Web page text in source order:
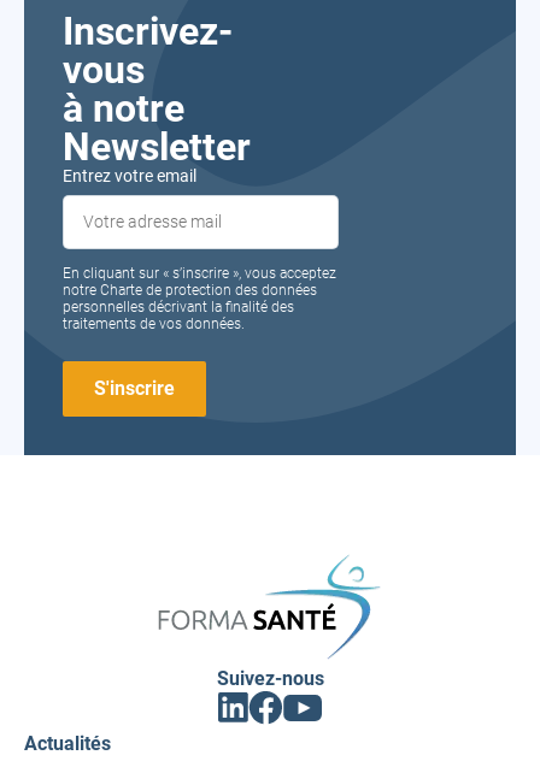
Inscrivez-
vous
à notre
Newsletter
Entrez votre email
En cliquant sur « s’inscrire », vous acceptez
notre Charte de protection des données
personnelles décrivant la finalité des
traitements de vos données.
Suivez-nous
Linkedin
(ouvrir
Facebook
(ouvrir
Youtube
(ouvrir
Actualités